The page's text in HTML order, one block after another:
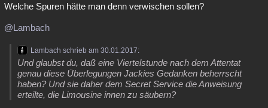
Welche Spuren hätte man denn verwischen sollen?
@Lambach
Lambach schrieb am 30.01.2017:
Und glaubst du, daß eine Viertelstunde nach dem Attentat
genau diese Überlegungen Jackies Gedanken beherrscht
haben? Und sie daher dem Secret Service die Anweisung
erteilte, die Limousine innen zu säubern?